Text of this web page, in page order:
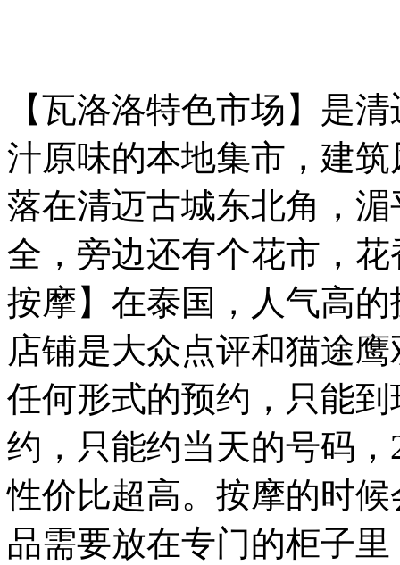
【瓦洛洛特色市场】是
汁原味的本地集市，建
落在清迈古城东北角，
全，旁边还有个花市，
按摩】在泰国，人气高
店铺是大众点评和猫途
任何形式的预约，只能
约，只能约当天的号码，
性价比超高。按摩的时
品需要放在专门的柜子